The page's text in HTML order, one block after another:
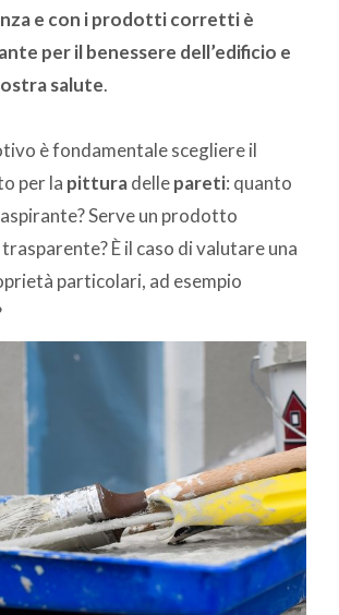
e con i prodotti corretti è
per il benessere dell’edificio e
salute.
è fondamentale scegliere il
per la pitturadellepareti: quanto
Serve un prodotto
È il caso di valutare una
particolari, ad esempio